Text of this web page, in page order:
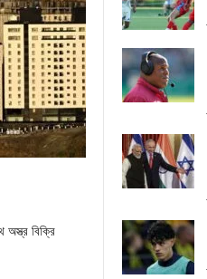
অস্ত্র বিক্রি